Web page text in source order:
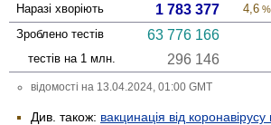
Наразі хворіють 1 783 377 4,6 %
Зроблено тестів 63 776 166
тестів на 1 млн. 296 146
відомості на 13.04.2024, 01:00 GMT
Див. також: вакцинація від коронавірусу